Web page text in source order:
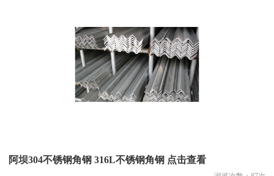
阿坝304不锈钢角钢 316L不锈钢角钢 点击查看